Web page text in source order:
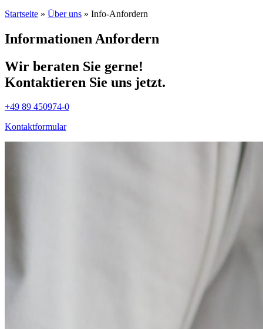
Startseite » Über uns » Info-Anfordern
Informationen Anfordern
Wir beraten Sie gerne!
Kontaktieren Sie uns jetzt.
+49 89 450974-0
Kontaktformular